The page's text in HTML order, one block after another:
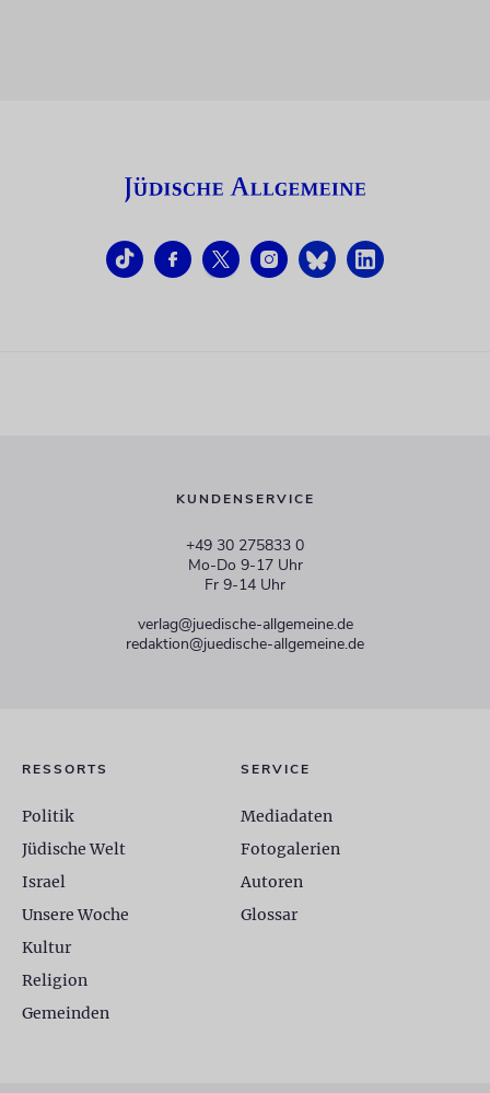
KUNDENSERVICE
+49 30 275833 0
Mo-Do 9-17 Uhr
Fr 9-14 Uhr
verlag@juedische-allgemeine.de
redaktion@juedische-allgemeine.de
RESSORTS
Politik
Jüdische Welt
Israel
Unsere Woche
Kultur
Religion
Gemeinden
SERVICE
Mediadaten
Fotogalerien
Autoren
Glossar